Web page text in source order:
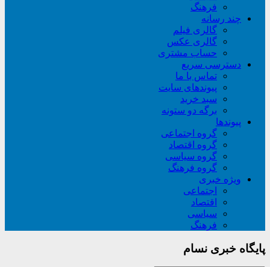
فرهنگ
چند رسانه
گالری فیلم
گالری عکس
حساب مشتری
دسترسی سریع
تماس با ما
پیوندهای سایت
سبد خريد
برگه دو ستونه
پیوندها
گروه اجتماعی
گروه اقتصاد
گروه سیاسی
گروه فرهنگ
ویژه خبری
اجتماعی
اقتصاد
سیاسی
فرهنگ
پایگاه خبری نسام